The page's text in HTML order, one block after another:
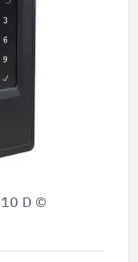
D ©